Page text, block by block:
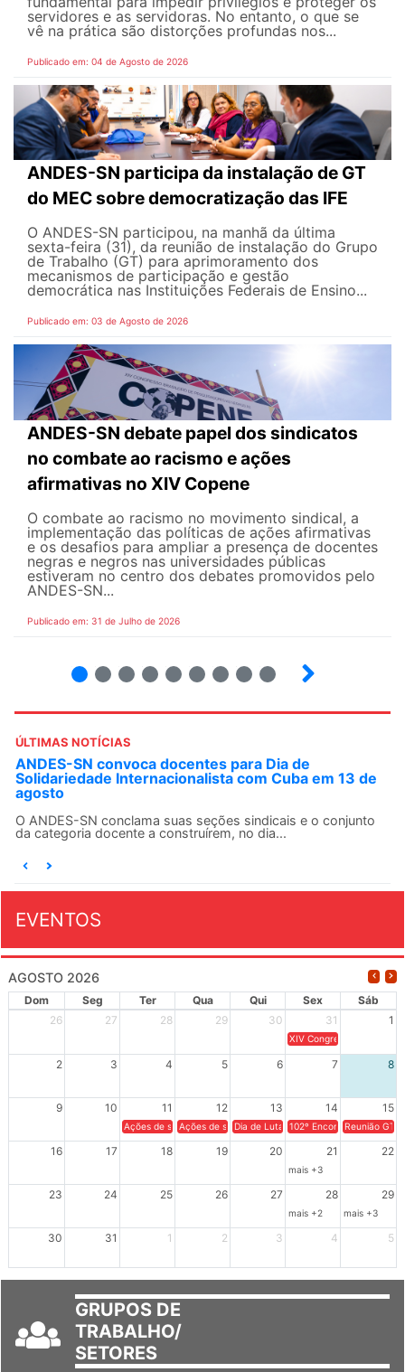
servidores e as servidoras. No entanto, o que se
vê na prática são distorções profundas nos...
Publicado em: 04 de Agosto de 2026
ANDES-SN participa da instalação de GT
do MEC sobre democratização das IFE
O ANDES-SN participou, na manhã da última
sexta-feira (31), da reunião de instalação do Grupo
de Trabalho (GT) para aprimoramento dos
mecanismos de participação e gestão
democrática nas Instituições Federais de Ensino...
Publicado em: 03 de Agosto de 2026
ANDES-SN debate papel dos sindicatos
no combate ao racismo e ações
afirmativas no XIV Copene
O combate ao racismo no movimento sindical, a
implementação das políticas de ações afirmativas
e os desafios para ampliar a presença de docentes
negras e negros nas universidades públicas
estiveram no centro dos debates promovidos pelo
ANDES-SN...
Publicado em: 31 de Julho de 2026
ÚLTIMAS NOTÍCIAS
ANDES-SN convoca docentes para Dia de
Solidariedade Internacionalista com Cuba em 13 de
agosto
O ANDES-SN conclama suas seções sindicais e o conjunto
da categoria docente a construírem, no dia...
EVENTOS
AGOSTO 2026
Dom Seg Ter Qua Qui Sex
Sáb
26
27 28 29 30 31 1
XIV Congresso Brasileiro
2 3 4 5 6 7 8
9 10 11 12 13 14 15
Ações de solidariedade a Cuba no Rio Grande do Sul - 100
Ações de solidariedade a Cuba no Rio Grande do
Dia de Luta em Defesa de Cuba e da
102º Encontro da
Reunião
16 17 18 19 20 21 22
mais +3
23 24 25 26 27 28 29
mais +2 mais +3
30 31 1 2 3 4 5
GRUPOS DE
TRABALHO/
SETORES